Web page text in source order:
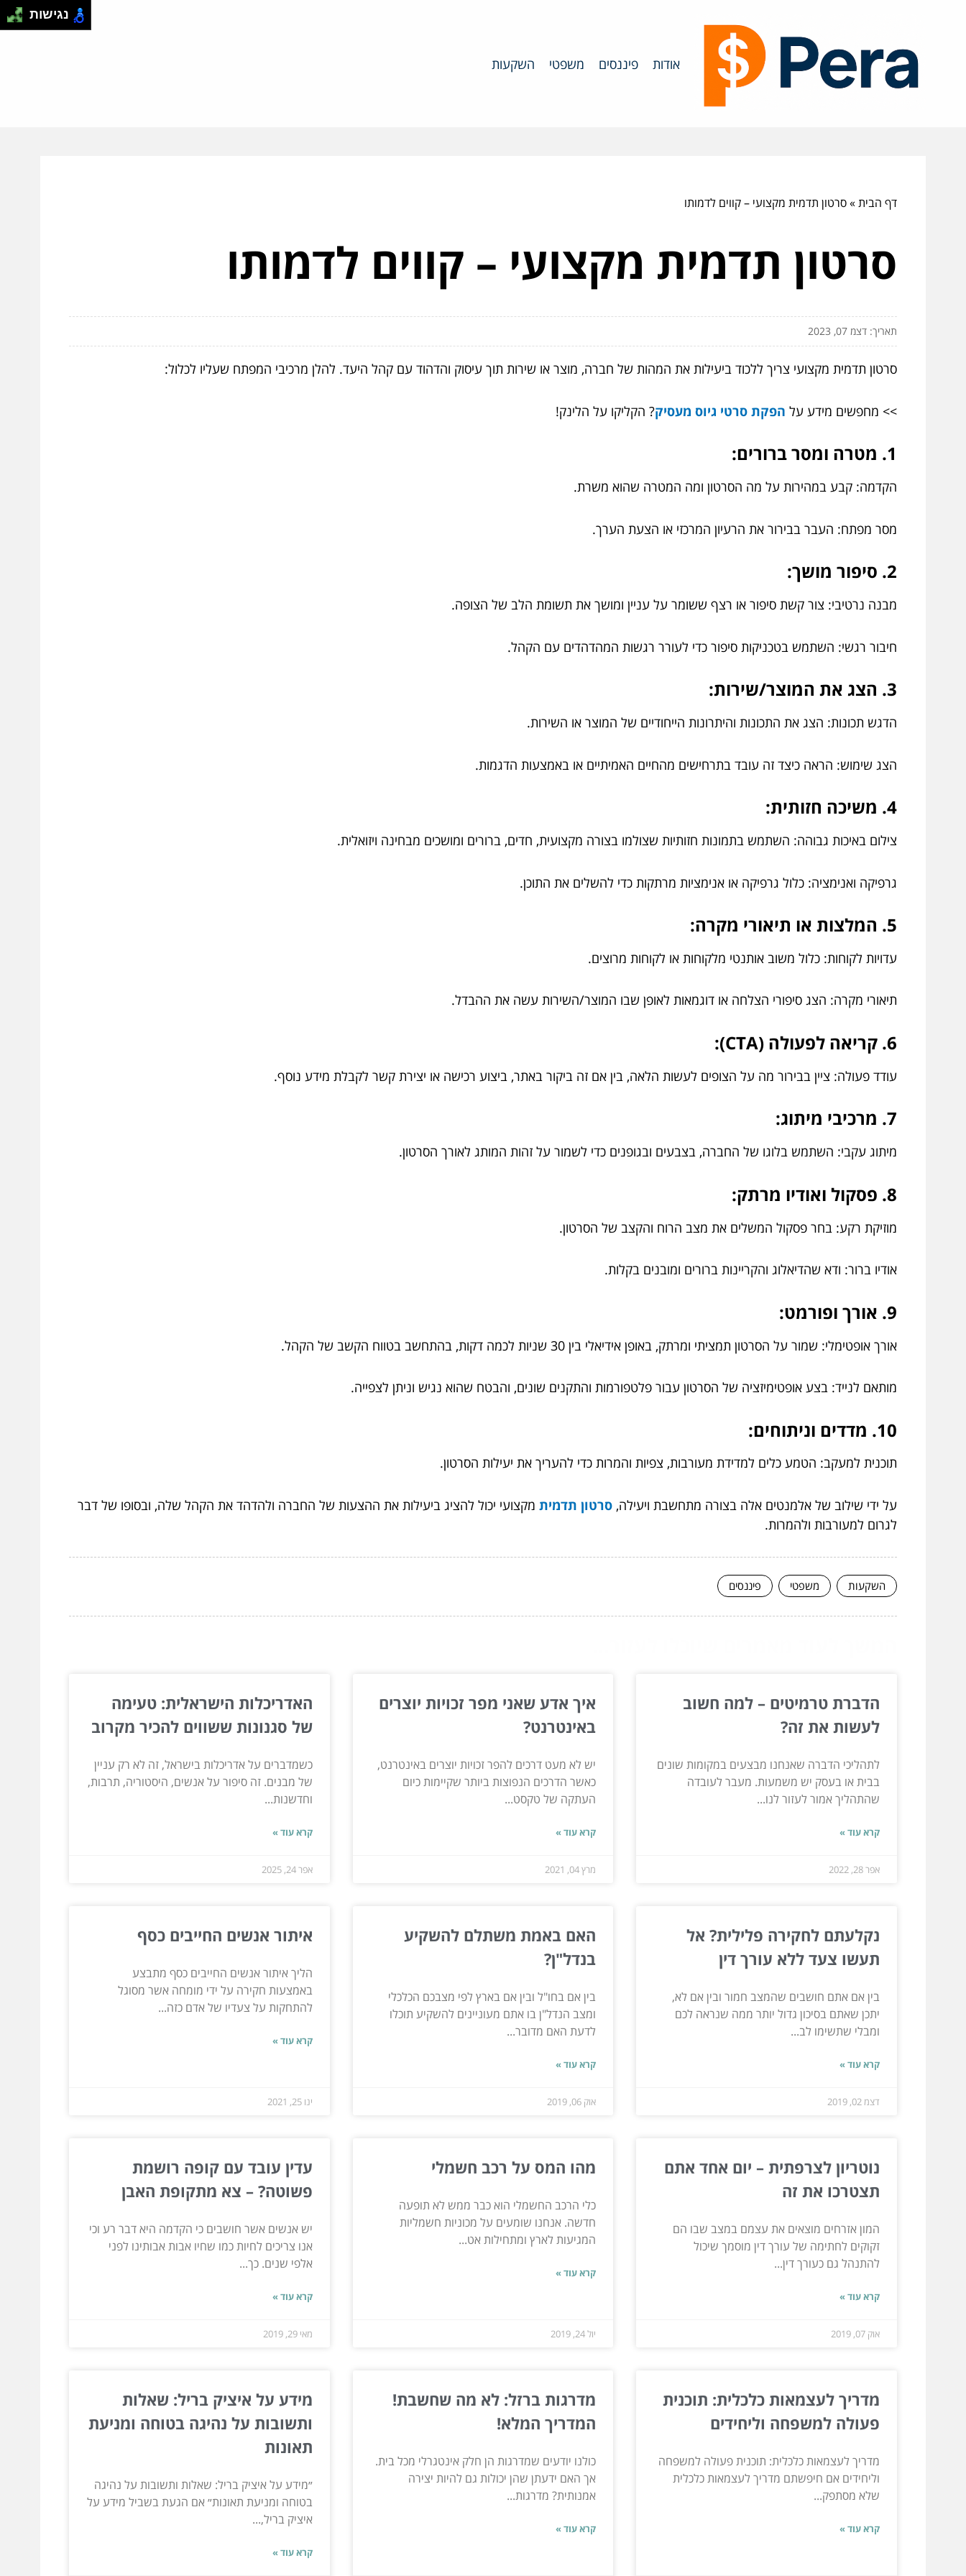
אודות פיננסים משפטי השקעות
דף הבית»סרטון תדמית מקצועי – קווים לדמותו
סרטון תדמית מקצועי – קווים לדמותו
תאריך: דצמ 07, 2023
סרטון תדמית מקצועי צריך ללכוד ביעילות את המהות של חברה, מוצר או שירות תוך עיסוק והדהוד עם קהל היעד. להלן מרכיבי המפתח שעליו לכלול:
>> מחפשים מידע על הפקת סרטי גיוס מעסיק? הקליקו על הלינק!
1. מטרה ומסר ברורים:
הקדמה: קבע במהירות על מה הסרטון ומה המטרה שהוא משרת.
מסר מפתח: העבר בבירור את הרעיון המרכזי או הצעת הערך.
2. סיפור מושך:
מבנה נרטיבי: צור קשת סיפור או רצף ששומר על עניין ומושך את תשומת הלב של הצופה.
חיבור רגשי: השתמש בטכניקות סיפור כדי לעורר רגשות המהדהדים עם הקהל.
3. הצג את המוצר/שירות:
הדגש תכונות: הצג את התכונות והיתרונות הייחודיים של המוצר או השירות.
הצג שימוש: הראה כיצד זה עובד בתרחישים מהחיים האמיתיים או באמצעות הדגמות.
4. משיכה חזותית:
צילום באיכות גבוהה: השתמש בתמונות חזותיות שצולמו בצורה מקצועית, חדים, ברורים ומושכים מבחינה ויזואלית.
גרפיקה ואנימציה: כלול גרפיקה או אנימציות מרתקות כדי להשלים את התוכן.
5. המלצות או תיאורי מקרה:
עדויות לקוחות: כלול משוב אותנטי מלקוחות או לקוחות מרוצים.
תיאורי מקרה: הצג סיפורי הצלחה או דוגמאות לאופן שבו המוצר/השירות עשה את ההבדל.
6. קריאה לפעולה (CTA):
עודד פעולה: ציין בבירור מה על הצופים לעשות הלאה, בין אם זה ביקור באתר, ביצוע רכישה או יצירת קשר לקבלת מידע נוסף.
7. מרכיבי מיתוג:
מיתוג עקבי: השתמש בלוגו של החברה, בצבעים ובגופנים כדי לשמור על זהות המותג לאורך הסרטון.
8. פסקול ואודיו מרתק:
מוזיקת ​​רקע: בחר פסקול המשלים את מצב הרוח והקצב של הסרטון.
אודיו ברור: ודא שהדיאלוג והקריינות ברורים ומובנים בקלות.
9. אורך ופורמט:
אורך אופטימלי: שמור על הסרטון תמציתי ומרתק, באופן אידיאלי בין 30 שניות לכמה דקות, בהתחשב בטווח הקשב של הקהל.
מותאם לנייד: בצע אופטימיזציה של הסרטון עבור פלטפורמות והתקנים שונים, והבטח שהוא נגיש וניתן לצפייה.
10. מדדים וניתוחים:
תוכנית למעקב: הטמע כלים למדידת מעורבות, צפיות והמרות כדי להעריך את יעילות הסרטון.
על ידי שילוב של אלמנטים אלה בצורה מתחשבת ויעילה, סרטון תדמית מקצועי יכול להציג ביעילות את ההצעות של החברה ולהדהד את הקהל שלה, ובסופו של דבר
לגרום למעורבות ולהמרות.
השקעות משפטי פיננסים
הדברת טרמיטים – למה חשוב
לעשות את זה?
לתהליכי הדברה שאנחנו מבצעים במקומות שונים
בבית או בעסק יש משמעות. מעבר לעובדה
שהתהליך אמור לעזור לנו...
קרא עוד »
אפר 28, 2022
איך אדע שאני מפר זכויות יוצרים
באינטרנט?
יש לא מעט דרכים להפר זכויות יוצרים באינטרנט,
כאשר הדרכים הנפוצות ביותר שקיימות כיום
העתקה של טקסט...
קרא עוד »
מרץ 04, 2021
האדריכלות הישראלית: טעימה
של סגנונות ששווים להכיר מקרוב
כשמדברים על אדריכלות בישראל, זה לא רק עניין
של מבנים. זה סיפור על אנשים, היסטוריה, תרבות,
וחדשנות...
קרא עוד »
אפר 24, 2025
נקלעתם לחקירה פלילית? אל
תעשו צעד ללא עורך דין
בין אם אתם חושבים שהמצב חמור ובין אם לא,
יתכן שאתם בסיכון גדול יותר ממה שנראה לכם
ומבלי שתשימו לב...
קרא עוד »
דצמ 02, 2019
האם באמת משתלם להשקיע
בנדל"ן?
בין אם בחו"ל ובין אם בארץ לפי מצבכם הכלכלי
ומצב הנדל"ן בו אתם מעוניינים להשקיע תוכלו
לדעת האם מדובר...
קרא עוד »
אוק 06, 2019
איתור אנשים החייבים כסף
הליך איתור אנשים החייבים כסף מתבצע
באמצעות חקירה על ידי מומחה אשר מסוגל
להתחקות על צעדיו של אדם כזה...
קרא עוד »
ינו 25, 2021
נוטריון לצרפתית – יום אחד אתם
תצטרכו את זה
המון אזרחים מוצאים את עצמם במצב שבו הם
זקוקים לחתימה של עורך דין מוסמך שיכול
להתנהל גם כעורך דין...
קרא עוד »
אוק 07, 2019
מהו המס על רכב חשמלי
כלי הרכב החשמלי הוא כבר ממש לא תופעה
חדשה. אנחנו שומעים על מכוניות חשמליות
המגיעות לארץ ומתחילות אט...
קרא עוד »
יול 24, 2019
עדין עובד עם קופה רושמת
פשוטה? – צא מתקופת האבן
יש אנשים אשר חושבים כי הקדמה היא דבר רע וכי
אנו צריכים לחיות כמו שחיו אבות אבותינו לפני
אלפי שנים. כך...
קרא עוד »
מאי 29, 2019
מדריך לעצמאות כלכלית: תוכנית
פעולה למשפחה וליחידים
מדריך לעצמאות כלכלית: תוכנית פעולה למשפחה
וליחידים אם חיפשתם מדריך לעצמאות כלכלית
שלא מסתפק...
קרא עוד »
מדרגות ברזל: לא מה שחשבת!
המדריך המלא!
כולנו יודעים שמדרגות הן חלק אינטגרלי מכל בית.
אך האם ידעתן שהן יכולות גם להיות יצירה
אמנותית? מדרגות...
קרא עוד »
מידע על איציק בריל: שאלות
ותשובות על נהיגה בטוחה ומניעת
תאונות
״מידע על איציק בריל: שאלות ותשובות על נהיגה
בטוחה ומניעת תאונות״ אם הגעת בשביל מידע על
איציק בריל,...
קרא עוד »
נגישות